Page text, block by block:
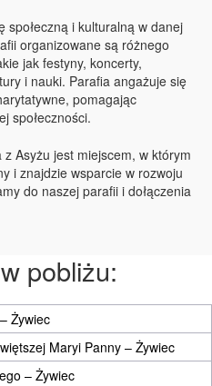
społeczną i kulturalną w danej
organizowane są różnego
jak festyny, koncerty,
i nauki. Parafia angażuje się
pomagając
społeczności.
Asyżu jest miejscem, w którym
i znajdzie wsparcie w rozwoju
do naszej parafii i dołączenia
pobliżu:
Żywiec
Maryi Panny – Żywiec
– Żywiec